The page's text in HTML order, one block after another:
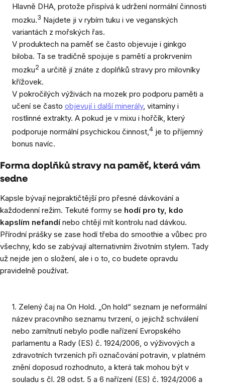
Hlavně DHA, protože přispívá k udržení normální činnosti
mozku.3 Najdete ji v rybím tuku i ve veganských
variantách z mořských řas.
V produktech na paměť se často objevuje i ginkgo
biloba. Ta se tradičně spojuje s pamětí a prokrvením
mozku2 a určitě jí znáte z doplňků stravy pro milovníky
křížovek.
V pokročilých výživách na mozek pro podporu paměti a
učení se často objevují i další minerály, vitamíny i
rostlinné extrakty. A pokud je v mixu i hořčík, který
podporuje normální psychickou činnost,4 je to příjemný
bonus navíc.
Forma doplňků stravy na paměť, která vám
sedne
Kapsle bývají nejpraktičtější pro přesné dávkování a
každodenní režim. Tekuté formy se hodí pro ty, kdo
kapslím nefandí nebo chtějí mít kontrolu nad dávkou.
Přírodní prášky se zase hodí třeba do smoothie a vůbec pro
všechny, kdo se zabývají alternativním životním stylem. Tady
už nejde jen o složení, ale i o to, co budete opravdu
pravidelně používat.
1. Zelený čaj na On Hold. „On hold“ seznam je neformální
název pracovního seznamu tvrzení, o jejichž schválení
nebo zamítnutí nebylo podle nařízení Evropského
parlamentu a Rady (ES) č. 1924/2006, o výživových a
zdravotních tvrzeních při označování potravin, v platném
znění doposud rozhodnuto, a která tak mohou být v
souladu s čl. 28 odst. 5 a 6 nařízení (ES) č. 1924/2006 a